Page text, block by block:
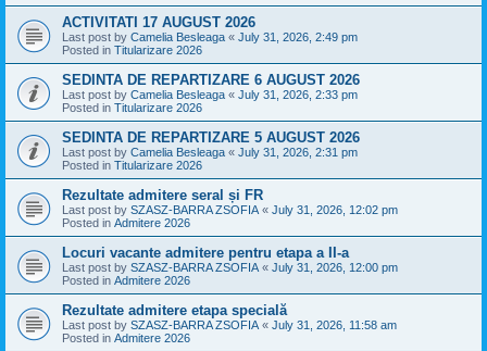
ACTIVITATI 17 AUGUST 2026
Last post by Camelia Besleaga « July 31, 2026, 2:49 pm
Posted in Titularizare 2026
SEDINTA DE REPARTIZARE 6 AUGUST 2026
Last post by Camelia Besleaga « July 31, 2026, 2:33 pm
Posted in Titularizare 2026
SEDINTA DE REPARTIZARE 5 AUGUST 2026
Last post by Camelia Besleaga « July 31, 2026, 2:31 pm
Posted in Titularizare 2026
Rezultate admitere seral și FR
Last post by SZASZ-BARRA ZSOFIA « July 31, 2026, 12:02 pm
Posted in Admitere 2026
Locuri vacante admitere pentru etapa a II-a
Last post by SZASZ-BARRA ZSOFIA « July 31, 2026, 12:00 pm
Posted in Admitere 2026
Rezultate admitere etapa specială
Last post by SZASZ-BARRA ZSOFIA « July 31, 2026, 11:58 am
Posted in Admitere 2026